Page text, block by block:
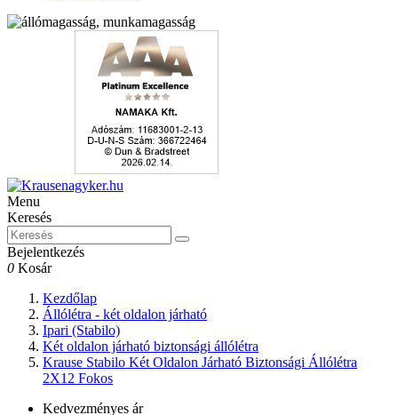
Menu
Keresés
Bejelentkezés
0 Kosár
Kezdőlap
Állólétra - két oldalon járható
Ipari (Stabilo)
Két oldalon járható biztonsági állólétra
Krause Stabilo Két Oldalon Járható Biztonsági Állólétra
2X12 Fokos
Kedvezményes ár